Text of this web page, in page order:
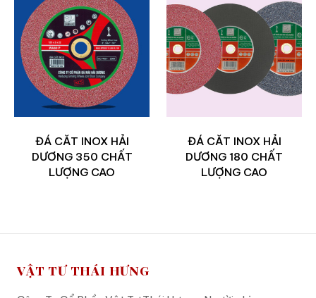
ĐÁ CĂT INOX HẢI
DƯƠNG 350 CHẤT
LƯỢNG CAO
ĐÁ CĂT INOX HẢI
DƯƠNG 180 CHẤT
LƯỢNG CAO
VẬT TƯ THÁI HƯNG